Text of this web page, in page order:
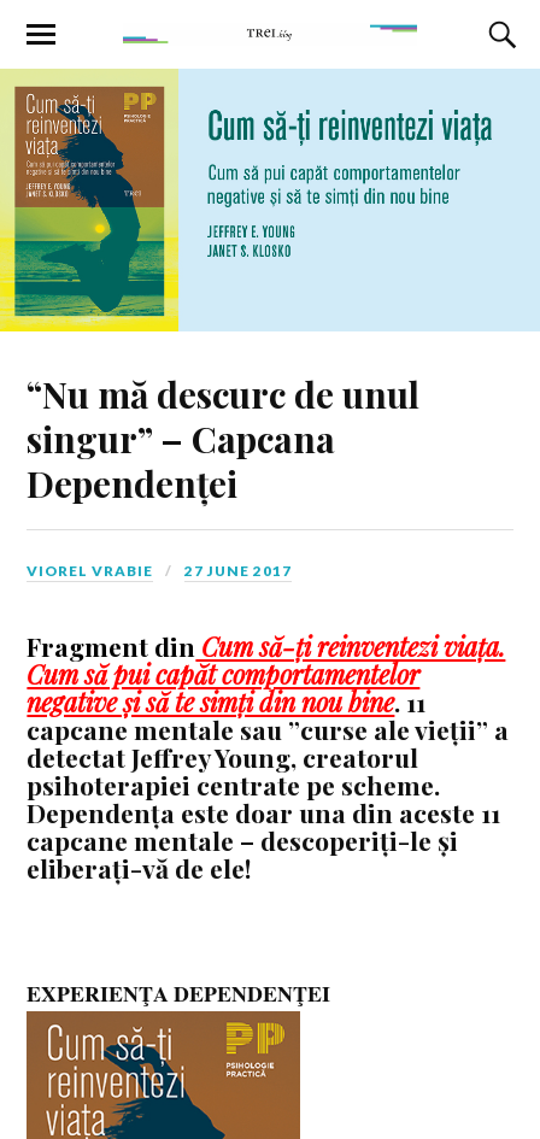
“Nu mă descurc de unul
singur” – Capcana
Dependenței
VIOREL VRABIE 27 JUNE 2017
Fragment din Cum să-ți reinventezi viața.
Cum să pui capăt comportamentelor
negative și să te simți din nou bine. 11
capcane mentale sau ”curse ale vieții” a
detectat Jeffrey Young, creatorul
psihoterapiei centrate pe scheme.
Dependența este doar una din aceste 11
capcane mentale – descoperiți-le și
eliberați-vă de ele!
EXPERIENŢA DEPENDENŢEI